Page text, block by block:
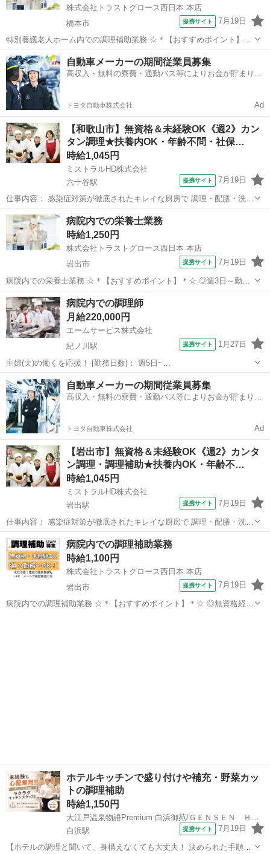
株式会社トラストグロース西日本 本店
橋本市
提携サイト 7月19日
特別養護老人ホーム内での調理補助業務 ☆＊【おすすめポイント】＊
☆ ◎週3～勤務可！ ◎Wワーク可！ ◎午前のみ！ 資格経験不問の調理
補助さん求人♪ マイカーでラクラク通勤ＯＫ◎ 午前中のみのお仕事で
す！ 幅広い世代の方...
和歌山 橋本市 キッチン
自動車メーカーの期間従業員募集
高収入・無料の寮費・通勤バス等によりお金が貯まりや
トヨタ自動車株式会社 Ad
【和歌山市】無資格＆未経験OK《週2》カン
タン調理★扶養内OK・年齢不問・社保…
時給1,045円
ミストラルHD株式会社
六十谷駅
提携サイト 7月19日
仕事内容： 感染症対策が徹底されたキレイな厨房で 調理・配膳・洗浄
業務をお願いします。 ご家庭で料理の経験があれば、未経験OKで
す！ 【仕事詳細】 ◆簡単な調理・調理補助 ◆盛り付け ◆食器や器具
の洗浄 ◆キッチンの清掃 ...
和歌山 和歌山市 六十谷駅 キッチン
病院内での栄養士業務
時給1,250円
株式会社トラストグロース西日本 本店
岩出市
提携サイト 7月19日
病院内での栄養士業務 ☆＊【おすすめポイント】＊☆ ◎週3日～勤務
可！ ◎バス停より徒歩2分！ ◎土日に勤務出来る方優遇！ 業務内容：
献立作成や衛生指導、調理補助、在庫の確認や発注業務など 利用者
数：300名前後 制服貸...
和歌山 岩出市 キッチン
病院内での調理師
月給220,000円
エームサービス株式会社
紀ノ川駅
提携サイト 1月27日
主婦(夫)の働くを応援！ [勤務日数]： 週5日~
05:30~14:30/09:00~18:00/13:30~14:30 [勤務地・最寄駅]： 和歌山県和
歌山市船所30-1 中江病院-3354 ＜エームサービス株式会...
和歌山 和歌山市 紀ノ川駅 キッチン
自動車メーカーの期間従業員募集
高収入・無料の寮費・通勤バス等によりお金が貯まりや
トヨタ自動車株式会社 Ad
【岩出市】無資格＆未経験OK《週2》カンタ
ン調理・調理補助★扶養内OK・年齢不…
時給1,045円
ミストラルHD株式会社
岩出駅
提携サイト 7月19日
仕事内容： 感染症対策が徹底されたキレイな厨房で 調理・配膳・洗浄
業務をお願いします。 ご家庭で料理の経験があれば、未経験OKで
す！ 【仕事詳細】 ◆簡単な調理・調理補助 ◆盛り付け ◆食器や器具
の洗浄 ◆キッチンの清掃 ...
和歌山 岩出市 岩出駅 キッチン
病院内での調理補助業務
時給1,100円
株式会社トラストグロース西日本 本店
岩出市
提携サイト 7月19日
病院内での調理補助業務 ☆＊【おすすめポイント】＊☆ ◎無資格経験
ホテルキッチンで盛り付けや補充・野菜カッ
トの調理補助
時給1,150円
白浜駅
提携サイト 7月19日
【ホテルの調理と聞いて、身構えなくても大丈夫！ 決められた手順に